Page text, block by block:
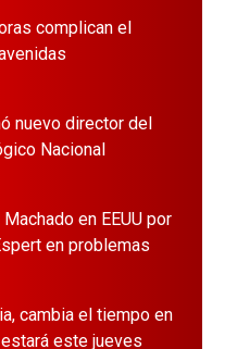
complican el
nuevo director del
Nacional
en EEUU por
en problemas
cambia el tiempo en
este jueves